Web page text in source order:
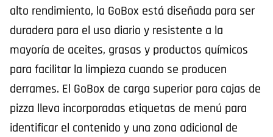
alto rendimiento, la GoBox está diseñada para ser
duradera para el uso diario y resistente a la
mayoría de aceites, grasas y productos químicos
para facilitar la limpieza cuando se producen
derrames. El GoBox de carga superior para cajas de
pizza lleva incorporadas etiquetas de menú para
identificar el contenido y una zona adicional de